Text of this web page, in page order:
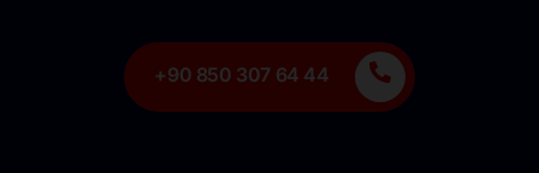
+90 850 307 64 44